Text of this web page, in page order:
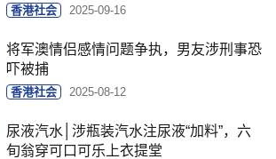
香港社会 2025-09-16
将军澳情侣感情问题争执，男友涉刑事恐
吓被捕
香港社会 2025-08-12
尿液汽水│涉瓶装汽水注尿液“加料”，六
旬翁穿可口可乐上衣提堂